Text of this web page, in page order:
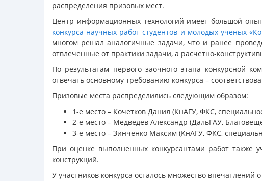
распределения призовых мест.
Центр информационных технологий имеет большой
конкурса научных работ студентов и молодых учёных
многом решал аналогичные задачи, что и ранее
отвлечённые от практики задачи, а расчётно-
По результатам первого заочного этапа конкурсной
отвечать основному требованию конкурса –
Призовые места распределились следующим образом:
1-е место – Кочетков Данил (КнАГУ, ФКС,
2-е место – Медведев Александр (ДальГАУ,
3-е место – Зинченко Максим (КнАГУ, ФКС,
При оценке выполненных конкурсантами работ также
конструкций.
У участников конкурса осталось множество